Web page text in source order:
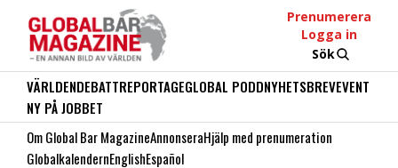
Prenumerera
Logga in
Sök
VÄRLDENDEBATTREPORTAGEGLOBAL PODDNYHETSBREVEVENT
NY PÅ JOBBET
Om Global Bar MagazineAnnonseraHjälp med prenumeration
GlobalkalendernEnglishEspañol